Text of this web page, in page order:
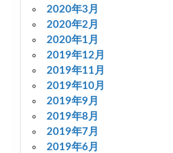
2020年3月
2020年2月
2020年1月
2019年12月
2019年11月
2019年10月
2019年9月
2019年8月
2019年7月
2019年6月